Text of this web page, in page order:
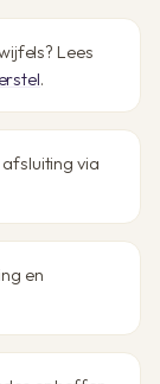
Lees
.
via
en